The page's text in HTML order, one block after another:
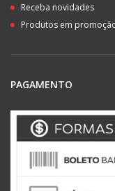
Receba novidades
Produtos em
PAGAMENTO